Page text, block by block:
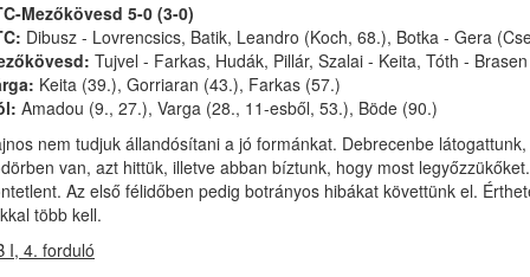
Mezőkövesd 5-0 (3-0)
Dibusz - Lovrencsics, Batik, Leandro (Koch, 68.), Botka - Gera
Tujvel - Farkas, Hudák, Pillár, Szalai - Keita, Tóth -
Keita (39.), Gorriaran (43.), Farkas (57.)
Amadou (9., 27.), Varga (28., 11-esből, 53.), Böde (90.)
nem tudjuk állandósítani a jó formánkat. Debrecenbe
van, azt hittük, illetve abban bíztunk, hogy most
Az első félidőben pedig botrányos hibákat követtünk el.
több kell.
I, 4. forduló